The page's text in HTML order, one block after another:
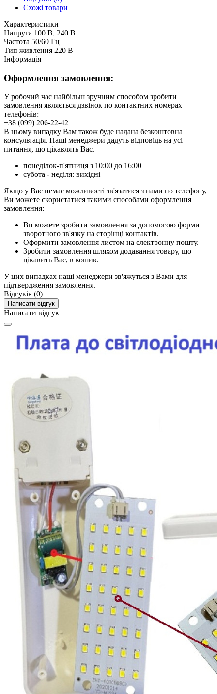
Схожі товари
Характеристики
Напруга 100 В, 240 В
Частота 50/60 Гц
Тип живлення 220 В
Інформація
Оформлення замовлення:
У робочий час найбільш зручним способом зробити
замовлення являється дзвінок по контактних номерах
телефонів:
+38 (099) 206-22-42
В цьому випадку Вам також буде надана безкоштовна
консультація. Наші менеджери дадуть відповідь на усі
питання, що цікавлять Вас.
понеділок-п'ятниця з 10:00 до 16:00
субота - неділя: вихідні
Якщо у Вас немає можливості зв'язатися з нами по телефону,
Ви можете скористатися такими способами оформлення
замовлення:
Ви можете зробити замовлення за допомогою форми
зворотного зв'язку на сторінці контактів.
Оформити замовлення листом на електронну пошту.
Зробити замовлення шляхом додавання товару, що
цікавить Вас, в кошик.
У цих випадках наші менеджери зв'яжуться з Вами для
підтвердження замовлення.
Відгуків (0)
Написати відгук
Написати відгук